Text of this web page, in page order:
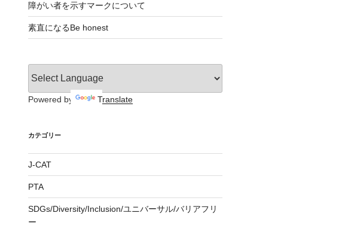
障がい者を示すマークについて
素直になるBe honest
Powered by Translate
カテゴリー
J-CAT
PTA
SDGs/Diversity/Inclusion/ユニバーサル/バリアフリ
ー